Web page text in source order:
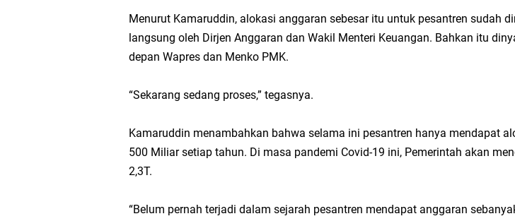
Menurut Kamaruddin, alokasi anggaran sebesar itu untuk pesantren sudah
langsung oleh Dirjen Anggaran dan Wakil Menteri Keuangan. Bahkan itu
depan Wapres dan Menko PMK.
“Sekarang sedang proses,” tegasnya.
Kamaruddin menambahkan bahwa selama ini pesantren hanya mendapat
500 Miliar setiap tahun. Di masa pandemi Covid-19 ini, Pemerintah akan
2,3T.
“Belum pernah terjadi dalam sejarah pesantren mendapat anggaran